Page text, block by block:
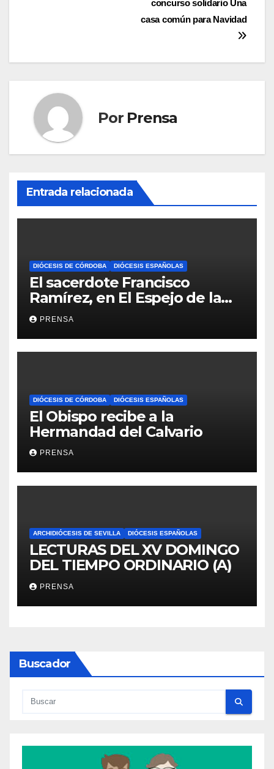
concurso solidario Una
casa común para Navidad
Por Prensa
Entrada relacionada
DIÓCESIS DE CÓRDOBA DIÓCESIS ESPAÑOLAS
El sacerdote Francisco
Ramírez, en El Espejo de la
Iglesia
PRENSA
DIÓCESIS DE CÓRDOBA DIÓCESIS ESPAÑOLAS
El Obispo recibe a la
Hermandad del Calvario
PRENSA
ARCHIDIÓCESIS DE SEVILLA DIÓCESIS ESPAÑOLAS
LECTURAS DEL XV DOMINGO
DEL TIEMPO ORDINARIO (A)
PRENSA
Buscador